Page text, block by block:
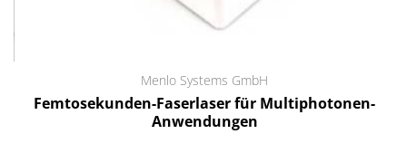
Menlo Systems GmbH
Femtosekunden-Faserlaser für Multiphotonen-
Anwendungen